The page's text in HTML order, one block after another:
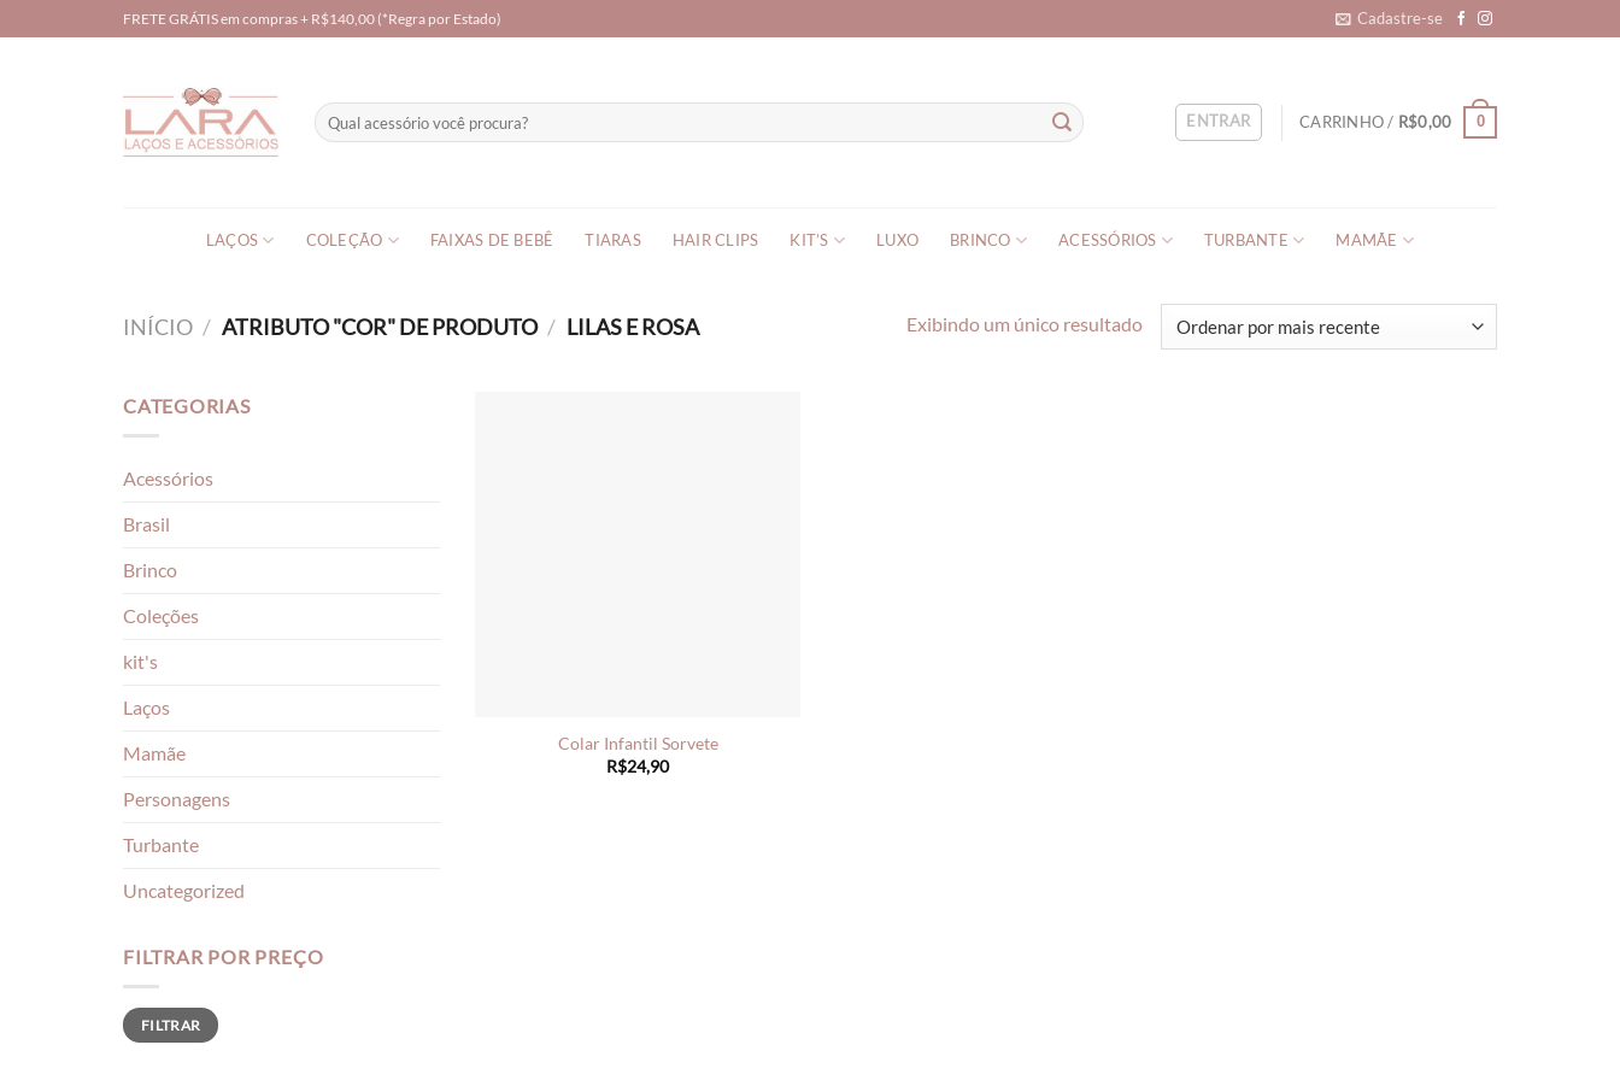
to
FRETE GRÁTIS em compras + R$140,00 (*Regra por Estado) Cadastre-se
Pesquisar
por:
ENTRAR CARRINHO / R$0,00 0
LAÇOS COLEÇÃO FAIXAS DE BEBÊ TIARAS HAIR CLIPS KIT’S LUXO BRINCO ACESSÓRIOS TURBANTE MAMÃE
INÍCIO / ATRIBUTO "COR" DE PRODUTO / LILAS E ROSA Exibindo um único resultado
CATEGORIAS
Acessórios
Brasil
Brinco
Coleções
kit's
Laços
Mamãe
Personagens
Turbante
Uncategorized
FILTRAR POR PREÇO
Preço
mínimo
Preço
máximo
FILTRAR
Colar Infantil Sorvete
R$24,90